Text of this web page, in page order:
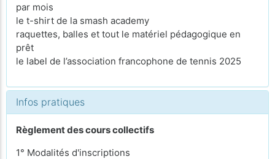
par mois
le t-shirt de la smash academy
raquettes, balles et tout le matériel pédagogique en
prêt
le label de l’association francophone de tennis 2025
Infos pratiques
Règlement des cours collectifs
1° Modalités d'inscriptions